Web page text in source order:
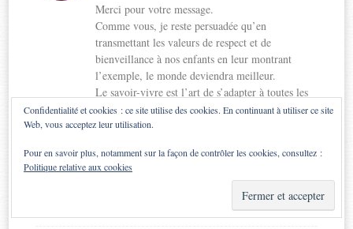
Merci pour votre message.
Comme vous, je reste persuadée qu’en
transmettant les valeurs de respect et de
bienveillance à nos enfants en leur montrant
l’exemple, le monde deviendra meilleur.
Le savoir-vivre est l’art de s’adapter à toutes les
situations : c’est un précieux enseignement qui
vaut la peine de faire des efforts. Et quel cadeau
Amicalement,
Hanna
Confidentialité et cookies : ce site utilise des cookies. En continuant à utiliser ce site
Web, vous acceptez leur utilisation.
Pour en savoir plus, notamment sur la façon de contrôler les cookies, consultez :
Politique relative aux cookies